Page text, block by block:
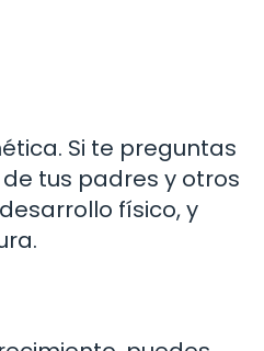
Si te preguntas
tus padres y otros
físico, y